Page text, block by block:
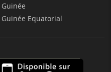
Guinée
Guinée Equatorial